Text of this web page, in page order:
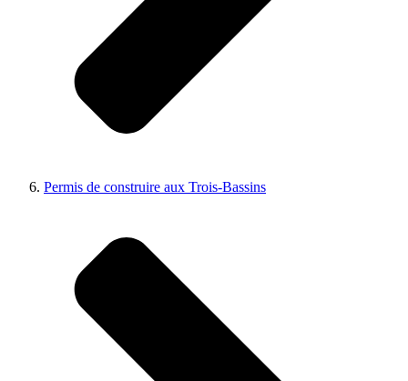
Permis de construire aux Trois-Bassins